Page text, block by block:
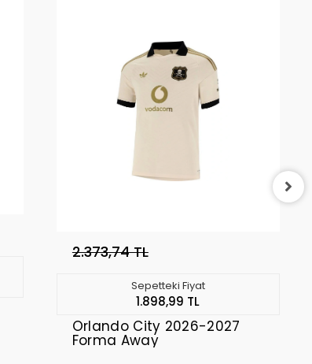
2.373,74 TL
Sepetteki Fiyat
1.898,99 TL
Orlando City 2026-2027
Forma Away